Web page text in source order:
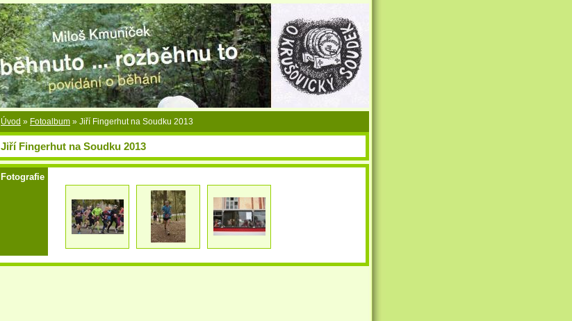
Úvod » Fotoalbum » Jiří Fingerhut na Soudku 2013
Jiří Fingerhut na Soudku 2013
Fotografie